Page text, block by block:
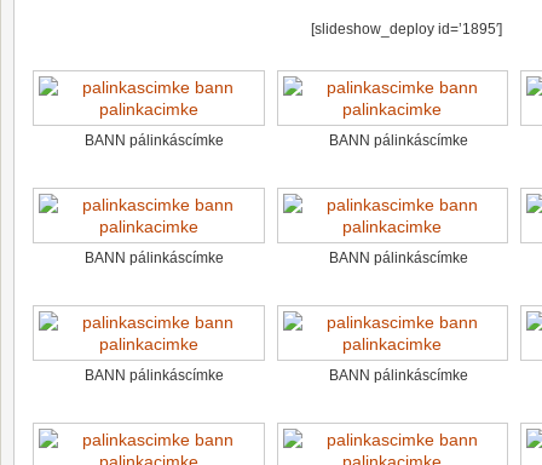
[slideshow_deploy id=’1895′]
BANN pálinkáscímke BANN pálinkáscímke
BANN pálinkáscímke BANN pálinkáscímke
BANN pálinkáscímke BANN pálinkáscímke